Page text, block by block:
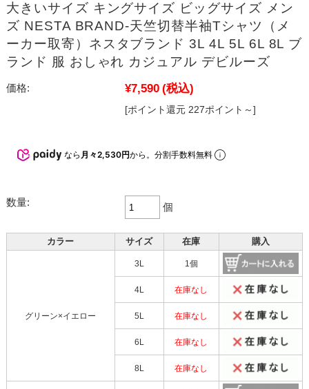
大きいサイズ キングサイズ ビッグサイズ メン
ズ NESTA BRAND-天竺切替半袖Tシャツ（メ
ーカー取寄）ネスタブランド 3L 4L 5L 6L 8L ブ
ランド 服 おしゃれ カジュアル デビルーズ
価格: ¥7,590 (税込)
[ポイント還元 227ポイント～]
なら 月々2,530円から。分割手数料無料
数量: 個
カラー サイズ 在庫 購入
グリーン×イエロー
3L 1個
4L 在庫なし
5L 在庫なし
6L 在庫なし
8L 在庫なし